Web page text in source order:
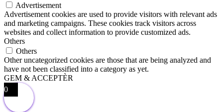
Advertisement
Advertisement cookies are used to provide visitors with relevant ads
and marketing campaigns. These cookies track visitors across
websites and collect information to provide customized ads.
Others
Others
Other uncategorized cookies are those that are being analyzed and
have not been classified into a category as yet.
GEM & ACCEPTÈR
0